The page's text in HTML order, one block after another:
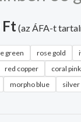
Ft (az ÁFA-t
green rose gold
red copper coral pink
morpho blue